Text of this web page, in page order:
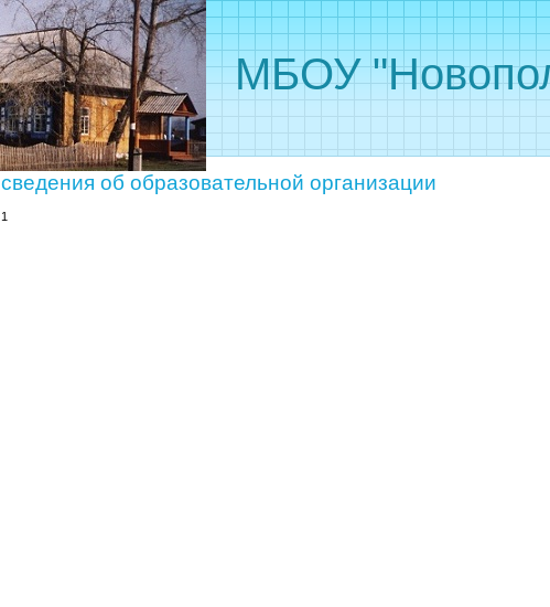
МБОУ
cведения об образовательной организации
1